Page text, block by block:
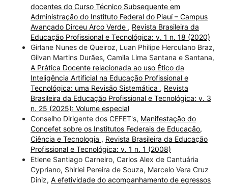
docentes do Curso Técnico Subsequente em
Administração do Instituto Federal do Piauí – Campus
Avançado Dirceu Arco Verde , Revista Brasileira da
Educação Profissional e Tecnológica: v. 1 n. 18 (2020)
Girlane Nunes de Queiroz, Luan Philipe Herculano Braz,
Gilvan Martins Durães, Camila Lima Santana e Santana,
A Prática Docente relacionada ao uso Ético da
Inteligência Artificial na Educação Profissional e
Tecnológica: uma Revisão Sistemática , Revista
Brasileira da Educação Profissional e Tecnológica: v. 3
n. 25 (2025): Volume especial
Conselho Dirigente dos CEFET's, Manifestação do
Concefet sobre os Institutos Federais de Educação,
Ciência e Tecnologia , Revista Brasileira da Educação
Profissional e Tecnológica: v. 1 n. 1 (2008)
Etiene Santiago Carneiro, Carlos Alex de Cantuária
Cypriano, Shirlei Pereira de Souza, Marcelo Vera Cruz
Diniz, A efetividade do acompanhamento de egressos